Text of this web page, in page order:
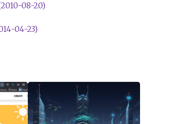
08-20)
04-23)